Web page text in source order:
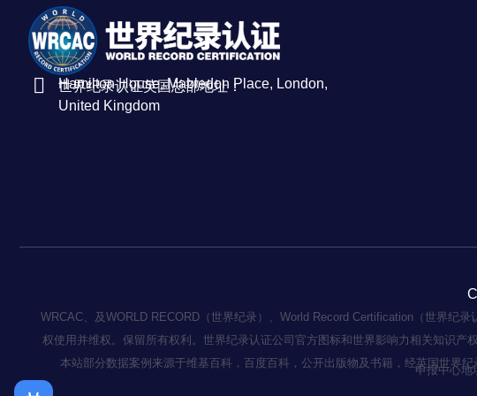
世界纪录认证英国总部地址：
Hamilton House, Mabledon Place, London,
United Kingdom
WRCAC、及WORLD RECORD（世界纪录）、World Record Certification（世界纪
权使用并维权。保留所有权利。世界纪录认证公司官方图标和世界影响力相关知识
本站部分数据案例来源于维基百科，百度百科，公开出版物及书籍，经英国世界
申报中心地